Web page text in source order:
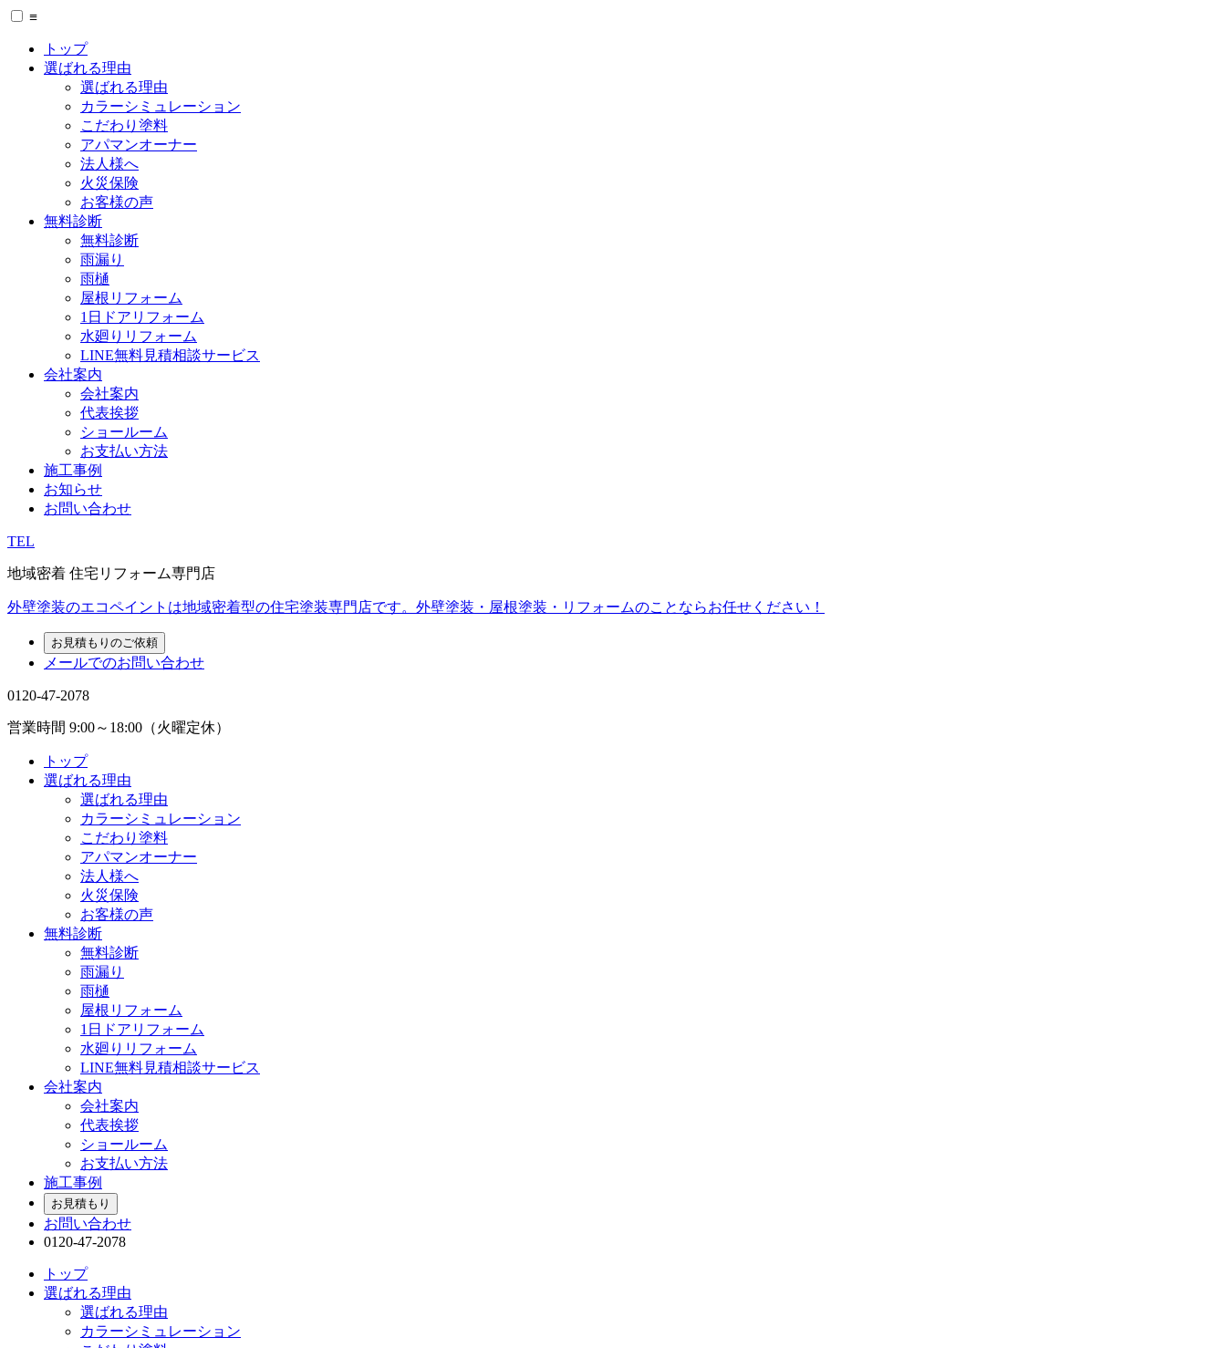
≡
トップ
選ばれる理由
選ばれる理由
カラーシミュレーション
こだわり塗料
アパマンオーナー
法人様へ
火災保険
お客様の声
無料診断
無料診断
雨漏り
雨樋
屋根リフォーム
1日ドアリフォーム
水廻りリフォーム
LINE無料見積相談サービス
会社案内
会社案内
代表挨拶
ショールーム
お支払い方法
施工事例
お知らせ
お問い合わせ
TEL
地域密着 住宅リフォーム専門店
外壁塗装のエコペイントは地域密着型の住宅塗装専門店です。外壁塗装・屋根塗装・リフォームのことならお任せください！
お見積もりのご依頼
メールでのお問い合わせ
0120-47-2078
営業時間 9:00～18:00（火曜定休）
トップ
選ばれる理由
選ばれる理由
カラーシミュレーション
こだわり塗料
アパマンオーナー
法人様へ
火災保険
お客様の声
無料診断
無料診断
雨漏り
雨樋
屋根リフォーム
1日ドアリフォーム
水廻りリフォーム
LINE無料見積相談サービス
会社案内
会社案内
代表挨拶
ショールーム
お支払い方法
施工事例
お見積もり
お問い合わせ
0120-47-2078
トップ
選ばれる理由
選ばれる理由
カラーシミュレーション